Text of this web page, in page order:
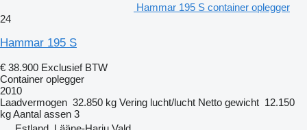
Hammar 195 S container oplegger
24
Hammar 195 S
€ 38.900 Exclusief BTW
Container oplegger
2010
Laadvermogen 32.850 kg Vering lucht/lucht Netto gewicht 12.150
kgAantal assen 3